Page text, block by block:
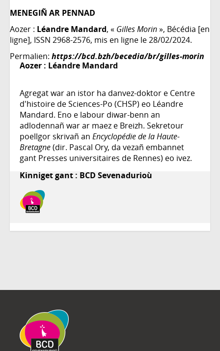
MENEGIÑ AR PENNAD
Aozer : Léandre Mandard, « Gilles Morin», Bécédia [en
ligne], ISSN 2968-2576, mis en ligne le 28/02/2024.
Permalien: https://bcd.bzh/becedia/br/gilles-morin
Aozer : Léandre Mandard
Agregat war an istor ha danvez-doktor e Centre
d'histoire de Sciences-Po (CHSP) eo Léandre
Mandard. Eno e labour diwar-benn an
adlodennañ war ar maez e Breizh. Sekretour
poellgor skrivañ an Encyclopédie de la Haute-
Bretagne(dir. Pascal Ory, da vezañ embannet
gant Presses universitaires de Rennes) eo ivez.
Kinniget gant : BCD Sevenadurioù